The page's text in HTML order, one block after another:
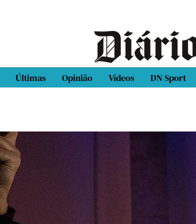
Últimas Opinião Vídeos DN Sport